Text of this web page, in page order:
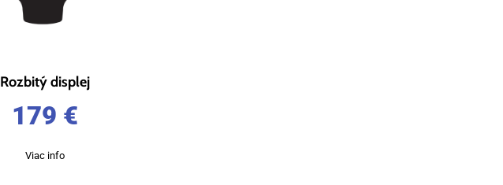
Rozbitý displej
179 €
Viac info